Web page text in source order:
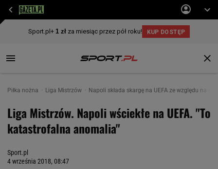
Piłka nożna Liga Mistrzów Napoli składa skargę na UEFA ze względu na
Liga Mistrzów. Napoli wściekłe na UEFA. "To
katastrofalna anomalia"
Sport.pl
4 września 2018, 08:47